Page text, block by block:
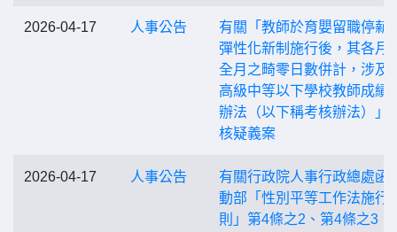
2026-04-17 人事公告
有關「教師於育嬰留職停薪
彈性化新制施行後，其各月
全月之畸零日數併計，涉及
高級中等以下學校教師成績
辦法（以下稱考核辦法）」
核疑義案
2026-04-17 人事公告
有關行政院人事行政總處函
動部「性別平等工作法施行
則」第4條之2、第4條之3，